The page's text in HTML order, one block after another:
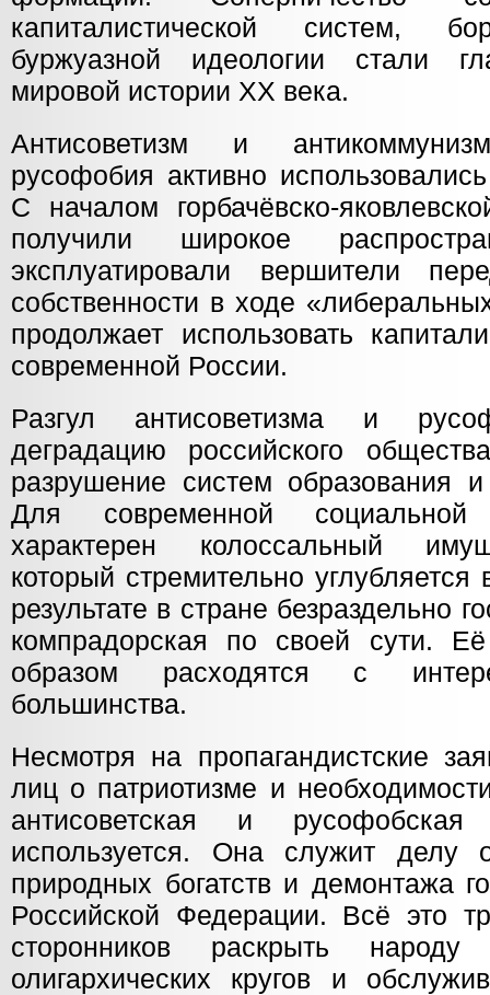
капиталистической систем,
буржуазной идеологии стали
мировой истории ХХ века.
Антисоветизм и
русофобия активно
С началом горбачёвско-
получили широкое
эксплуатировали вершители
собственности в ходе
продолжает использовать
современной России.
Разгул антисоветизма и
деградацию российского
разрушение систем образования
Для современной социальной
характерен колоссальный
который стремительно
результате в стране безраздельно
компрадорская по своей сути.
образом расходятся с
большинства.
Несмотря на пропагандистские
лиц о патриотизме и
антисоветская и
используется. Она служит делу
природных богатств и демонтажа
Российской Федерации. Всё это
сторонников раскрыть народу
олигархических кругов и